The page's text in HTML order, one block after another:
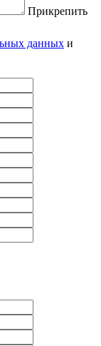
Прикрепить
данных и